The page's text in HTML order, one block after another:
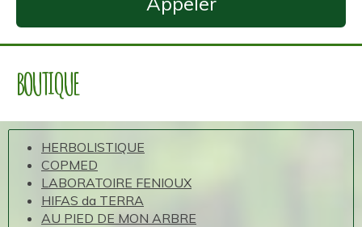
BOUTIQUE
HERBOLISTIQUE
COPMED
LABORATOIRE FENIOUX
HIFAS da TERRA
AU PIED DE MON ARBRE